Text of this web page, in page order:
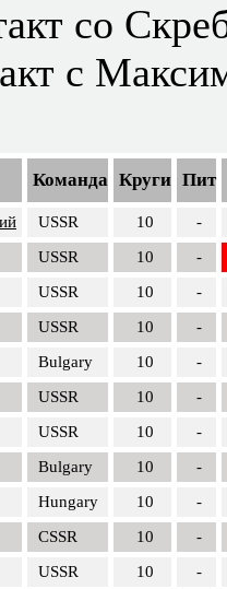
со
с
Команда Круги Пит
USSR 10
-
USSR 10
-
USSR 10
-
USSR 10
-
Bulgary 10
-
USSR 10
-
USSR 10
-
Bulgary 10
-
Hungary 10
-
CSSR 10
-
USSR 10
-